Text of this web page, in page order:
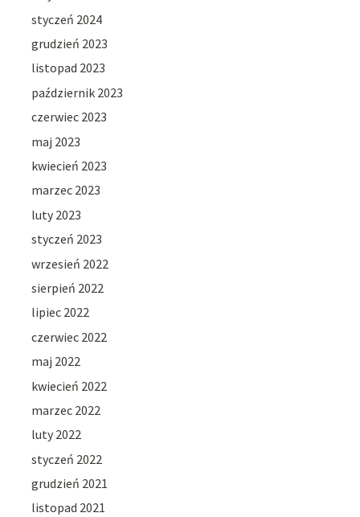
styczeń 2024
grudzień 2023
listopad 2023
październik 2023
czerwiec 2023
maj 2023
kwiecień 2023
marzec 2023
luty 2023
styczeń 2023
wrzesień 2022
sierpień 2022
lipiec 2022
czerwiec 2022
maj 2022
kwiecień 2022
marzec 2022
luty 2022
styczeń 2022
grudzień 2021
listopad 2021